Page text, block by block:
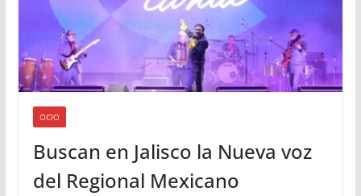
OCIO
Buscan en Jalisco la Nueva voz
del Regional Mexicano